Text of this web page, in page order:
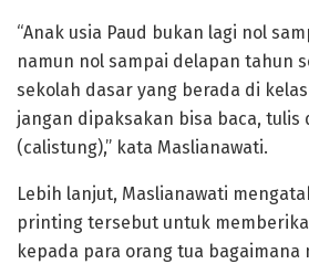
“Anak usia Paud bukan lagi nol
namun nol sampai delapan tahun
sekolah dasar yang berada di
jangan dipaksakan bisa baca,
(calistung),” kata Maslianawati.
Lebih lanjut, Maslianawati
printing tersebut untuk
kepada para orang tua bagaimana